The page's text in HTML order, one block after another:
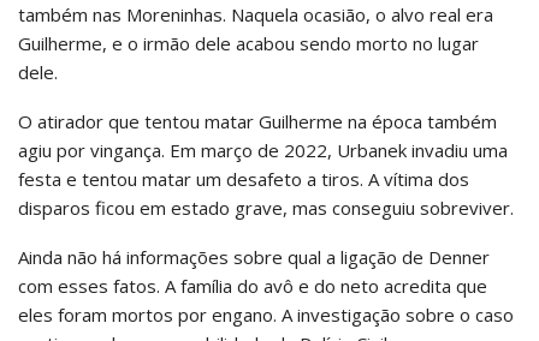
também nas Moreninhas. Naquela ocasião, o alvo real era
Guilherme, e o irmão dele acabou sendo morto no lugar
dele.
O atirador que tentou matar Guilherme na época também
agiu por vingança. Em março de 2022, Urbanek invadiu uma
festa e tentou matar um desafeto a tiros. A vítima dos
disparos ficou em estado grave, mas conseguiu sobreviver.
Ainda não há informações sobre qual a ligação de Denner
com esses fatos. A família do avô e do neto acredita que
eles foram mortos por engano. A investigação sobre o caso